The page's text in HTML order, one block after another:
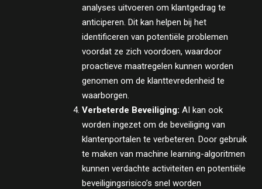
analyses uitvoeren om klantgedrag te
anticiperen. Dit kan helpen bij het
identificeren van potentiële problemen
voordat ze zich voordoen, waardoor
proactieve maatregelen kunnen worden
genomen om de klanttevredenheid te
waarborgen.
Verbeterde Beveiliging: AI kan ook
worden ingezet om de beveiliging van
klantenportalen te verbeteren. Door gebruik
te maken van machine learning-algoritmen
kunnen verdachte activiteiten en potentiële
beveiligingsrisico’s snel worden